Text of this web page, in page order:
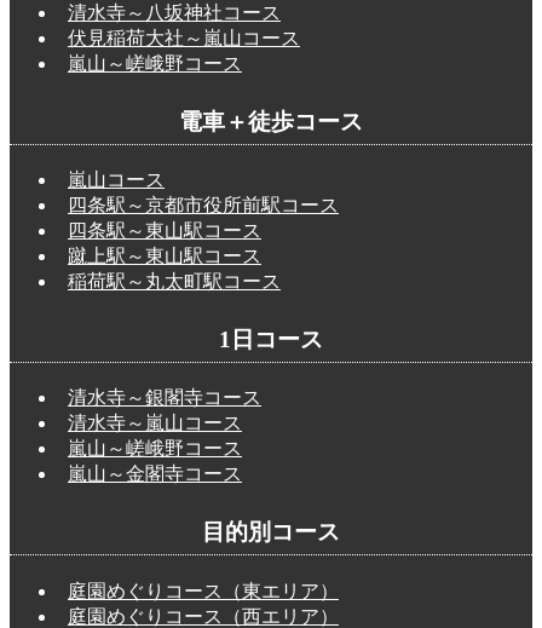
清水寺～八坂神社コース
伏見稲荷大社～嵐山コース
嵐山～嵯峨野コース
電車＋徒歩コース
嵐山コース
四条駅～京都市役所前駅コース
四条駅～東山駅コース
蹴上駅～東山駅コース
稲荷駅～丸太町駅コース
1日コース
清水寺～銀閣寺コース
清水寺～嵐山コース
嵐山～嵯峨野コース
嵐山～金閣寺コース
目的別コース
庭園めぐりコース（東エリア）
庭園めぐりコース（西エリア）